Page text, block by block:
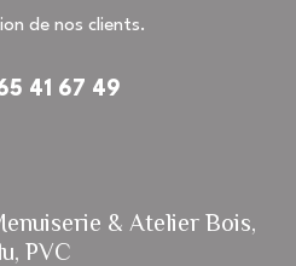
de nos clients.
41 67 49
& Atelier Bois,
PVC